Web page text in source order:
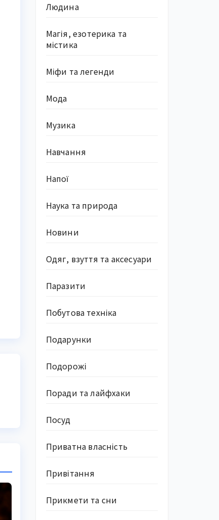
Людина
Магія, езотерика та
містика
Міфи та легенди
Мода
Музика
Навчання
Напої
Наука та природа
Новини
Одяг, взуття та аксесуари
Паразити
Побутова техніка
Подарунки
Подорожі
Поради та лайфхаки
Посуд
Приватна власність
Привітання
Прикмети та сни